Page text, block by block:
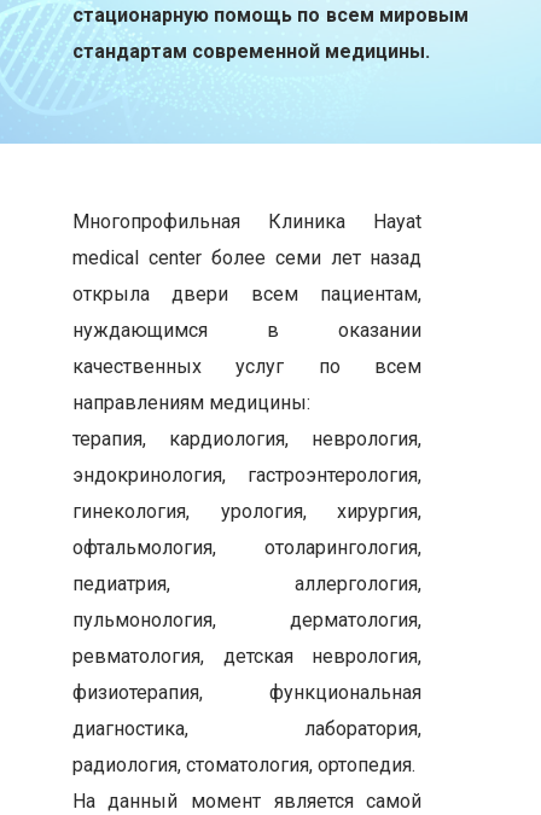
стационарную помощь по всем мировым
стандартам современной медицины.
Многопрофильная Клиника Hayat
medical center более семи лет назад
открыла двери всем пациентам,
нуждающимся в оказании
качественных услуг по всем
направлениям медицины:
терапия, кардиология, неврология,
эндокринология, гастроэнтерология,
гинекология, урология, хирургия,
офтальмология, отоларингология,
педиатрия, аллергология,
пульмонология, дерматология,
ревматология, детская неврология,
физиотерапия, функциональная
диагностика, лаборатория,
радиология, стоматология, ортопедия.
На данный момент является самой